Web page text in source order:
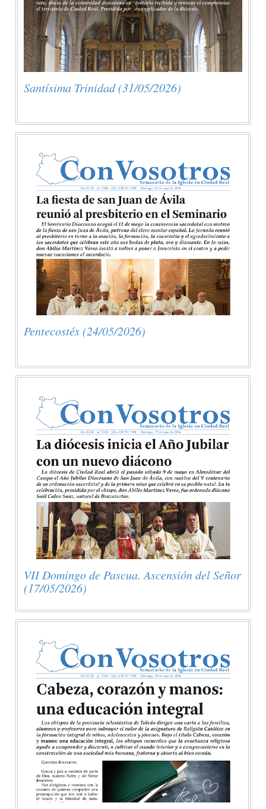
Santísima Trinidad (31/05/2026)
Pentecostés (24/05/2026)
VII Domingo de Pascua. Ascensión del Señor
(17/05/2026)